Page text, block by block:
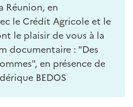
Réunion, en
le Crédit Agricole et le
le plaisir de vous à la
documentaire : "Des
en présence de
BEDOS